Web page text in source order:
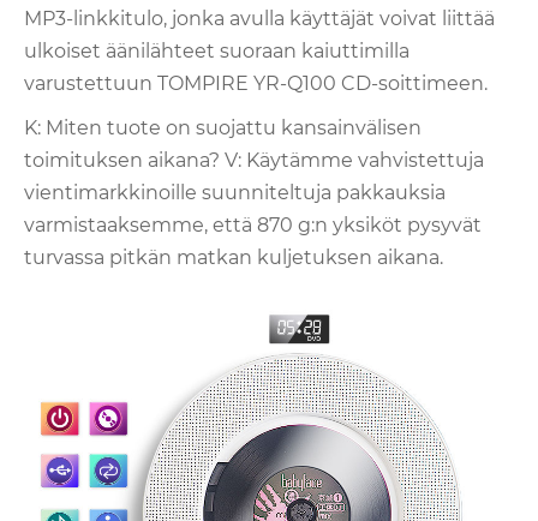
MP3-linkkitulo, jonka avulla käyttäjät voivat liittää
ulkoiset äänilähteet suoraan kaiuttimilla
varustettuun TOMPIRE YR-Q100 CD-soittimeen.
K: Miten tuote on suojattu kansainvälisen
toimituksen aikana? V: Käytämme vahvistettuja
vientimarkkinoille suunniteltuja pakkauksia
varmistaaksemme, että 870 g:n yksiköt pysyvät
turvassa pitkän matkan kuljetuksen aikana.